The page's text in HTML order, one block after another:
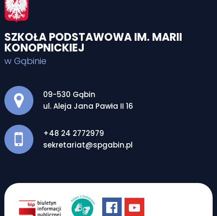
SZKOŁA PODSTAWOWA IM. MARII
KONOPNICKIEJ
w Gąbinie
Adres pocztowy:
09-530 Gąbin
ul. Aleja Jana Pawła II 16
+48 24 2772979
sekretariat@spgabin.pl